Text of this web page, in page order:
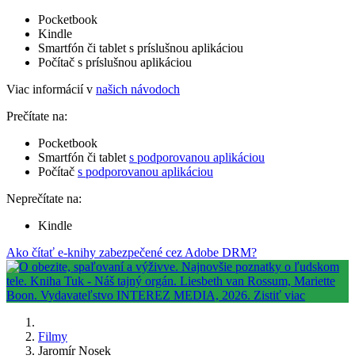
Pocketbook
Kindle
Smartfón či tablet s príslušnou aplikáciou
Počítač s príslušnou aplikáciou
Viac informácií v našich návodoch
Prečítate na:
Pocketbook
Smartfón či tablet s podporovanou aplikáciou
Počítač s podporovanou aplikáciou
Neprečítate na:
Kindle
Ako čítať e-knihy zabezpečené cez Adobe DRM?
Filmy
Jaromír Nosek